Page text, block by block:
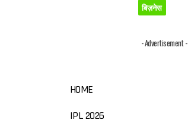
बिज़नेस
- Advertisement -
HOME
IPL 2026